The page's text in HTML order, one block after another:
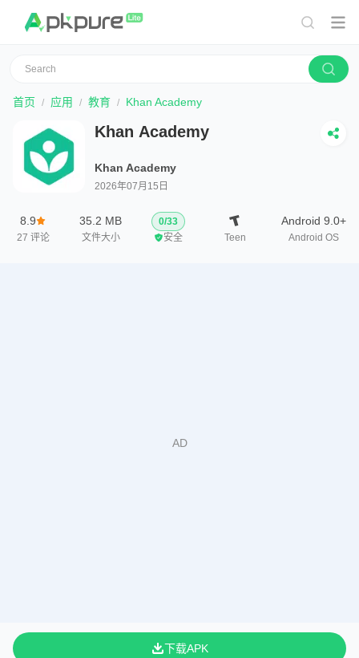
首页 应用 教育 Khan Academy
Khan Academy
Khan Academy
2026年07月15日
8.9
27 评论
35.2 MB
文件大小
0/33
安全
Teen
Android 9.0+
Android OS
下载APK